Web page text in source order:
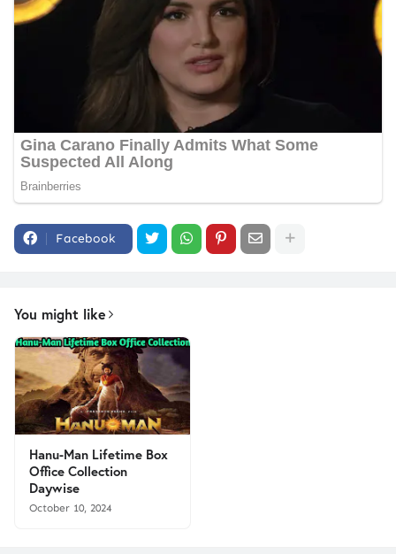
Facebook
You might like
Hanu-Man Lifetime Box
Office Collection
Daywise
October 10, 2024